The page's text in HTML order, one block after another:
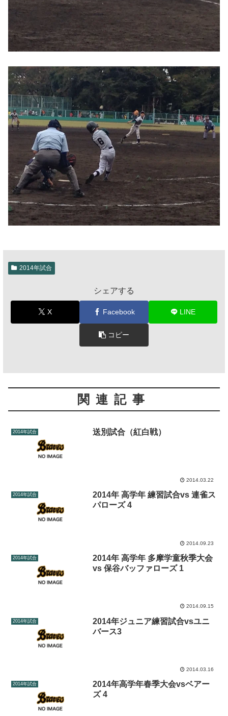
2014年試合
シェアする
X Facebook LINE
コピー
関連記事
2014年試合 送別試合（紅白戦）
2014.03.22
2014年試合
2014年 高学年 練習試合vs 連雀ス
パローズ 4
2014.09.23
2014年試合
2014年 高学年 多摩学童秋季大会
vs 保谷バッファローズ 1
2014.09.15
2014年試合
2014年ジュニア練習試合vsユニ
バース3
2014.03.16
2014年試合
2014年高学年春季大会vsベアー
ズ 4